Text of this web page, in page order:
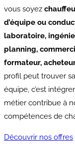
vous soyez
d’équipe ou
laboratoire,
planning,
formateur,
profil peut trouver
équipe, c’est
métier contribue à
compétences de
Découvrir nos offres